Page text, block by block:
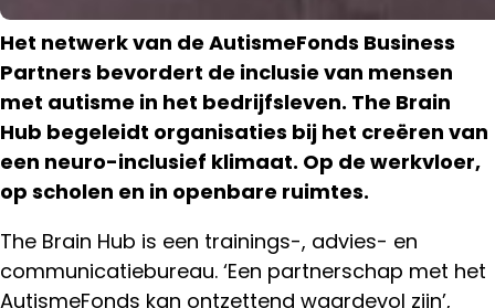
Het netwerk van de AutismeFonds Business
Partners bevordert de inclusie van mensen
met autisme in het bedrijfsleven. The Brain
Hub begeleidt organisaties bij het creëren van
een neuro-inclusief klimaat. Op de werkvloer,
op scholen en in openbare ruimtes.
The Brain Hub is een trainings-, advies- en
communicatiebureau. ‘Een partnerschap met het
AutismeFonds kan ontzettend waardevol zijn’,